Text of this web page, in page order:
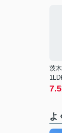
茨
7.5
よ